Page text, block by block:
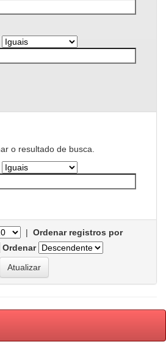
o resultado de busca.
| Ordenar registros por
Ordenar